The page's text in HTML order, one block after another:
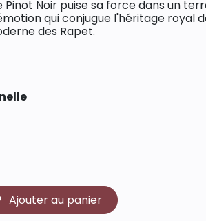
Noir puise sa force dans un
qui conjugue l'héritage royal
des Rapet.
Ajouter au panier